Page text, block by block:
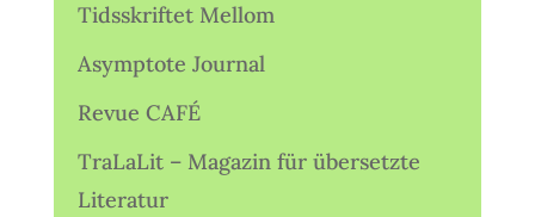
Tidsskriftet Mellom
Asymptote Journal
Revue CAFÉ
TraLaLit – Magazin für übersetzte
Literatur